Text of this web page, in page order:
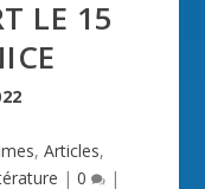
LE 15
, Articles,
| 0 |